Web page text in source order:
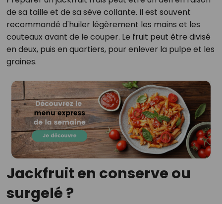
de sa taille et de sa sève collante. Il est souvent
recommandé d'huiler légèrement les mains et les
couteaux avant de le couper. Le fruit peut être divisé
en deux, puis en quartiers, pour enlever la pulpe et les
graines.
Jackfruit en conserve ou
surgelé ?